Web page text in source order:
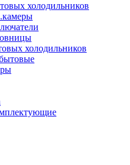
холодильников
холодильников